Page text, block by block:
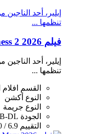
إيلير، أحد
تنظمها ...
فيلم Blades in the Darkness 2 2026 مترجم HD
إيلير، أحد
تنظمها ...
القسم
النوع أكشن
النوع جريمة
الجودة DL
التقييم 6.9 / 10